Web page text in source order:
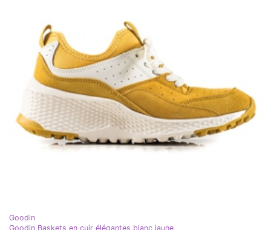
Goodin
Goodin Baskets en cuir élégantes blanc jaune